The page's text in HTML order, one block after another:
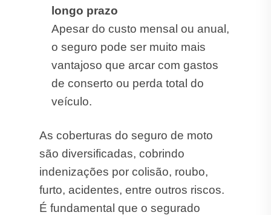
longo prazo
Apesar do custo mensal ou anual,
o seguro pode ser muito mais
vantajoso que arcar com gastos
de conserto ou perda total do
veículo.
As coberturas do seguro de moto
são diversificadas, cobrindo
indenizações por colisão, roubo,
furto, acidentes, entre outros riscos.
É fundamental que o segurado